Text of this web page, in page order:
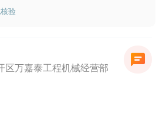
验
区万嘉泰工程机械经营部